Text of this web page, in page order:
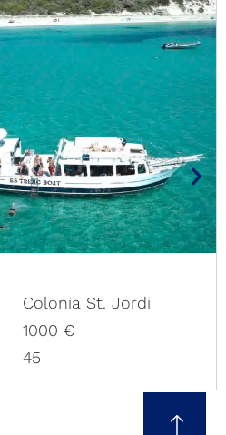
Colonia St. Jordi
1000 €
45